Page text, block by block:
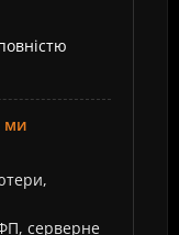
ми
серверне